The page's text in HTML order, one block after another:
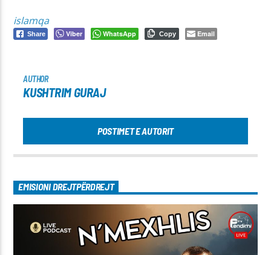
islamqa
Share Viber WhatsApp Copy Email
AUTHOR
KUSHTRIM GURAJ
POSTIMET E AUTORIT
EMISIONI DREJTPËRDREJT